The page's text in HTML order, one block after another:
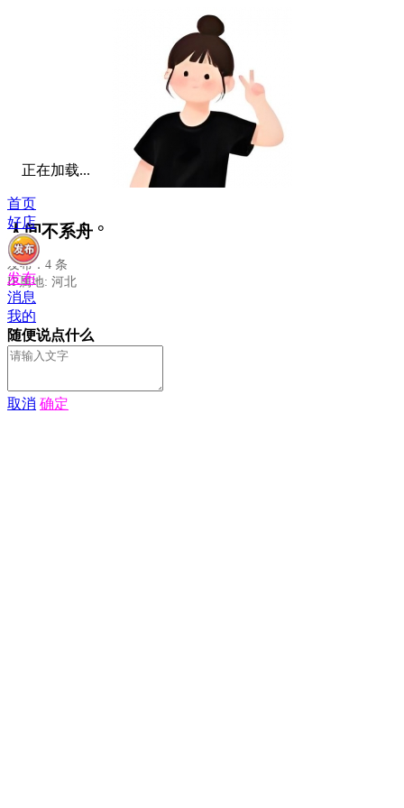
人间不系舟 °
发布：4 条
IP属地: 河北
正在加载...
首页
好店
发布
消息
我的
随便说点什么
取消 确定